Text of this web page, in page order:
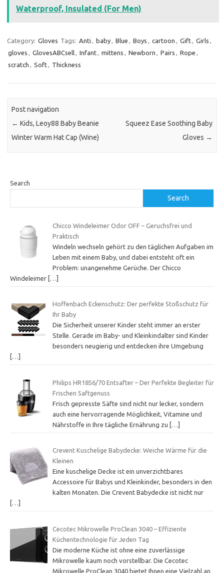
Waterproof, Insulated (For Men)
Category: Gloves Tags: Anti , baby, Blue , Boys , cartoon , Gift, Girls ,
gloves , GlovesABCsell, Infant, mittens , Newborn , Pairs , Rope ,
scratch , Soft, Thickness
Post navigation
← Kids, Leoy88 Baby Beanie
Winter Warm Hat Cap (Wine)
Squeez Ease Soothing Baby
Gloves →
Search
Search
Chicco Windeleimer Odor OFF – Geruchsfrei und
Praktisch
Windeln wechseln gehört zu den täglichen Aufgaben im
Leben mit einem Baby, und dabei entsteht oft ein
Problem: unangenehme Gerüche. Der Chicco
Windeleimer […]
Hoffenbach Eckenschutz: Der perfekte Stoßschutz für
Ihr Baby
Die Sicherheit unserer Kinder steht immer an erster
Stelle. Gerade im Baby- und Kleinkindalter sind Kinder
besonders neugierig und entdecken ihre Umgebung
[…]
Philips HR1856/70 Entsafter – Der Perfekte Begleiter für
Frischen Saftgenuss
Frisch gepresste Säfte sind nicht nur lecker, sondern
auch eine hervorragende Möglichkeit, Vitamine und
Nährstoffe in Ihre tägliche Ernährung zu […]
Crevent Kuschelige Babydecke: Weiche Wärme für die
Kleinen
Eine kuschelige Decke ist ein unverzichtbares
Accessoire für Babys und Kleinkinder, besonders in den
kalten Monaten. Die Crevent Babydecke ist nicht nur
[…]
Cecotec Mikrowelle ProClean 3040 – Effiziente
Küchentechnologie für Jeden Tag
Die moderne Küche ist ohne eine zuverlässige
Mikrowelle kaum noch vorstellbar. Die Cecotec
Mikrowelle ProClean 3040 bietet Ihnen eine Vielzahl an